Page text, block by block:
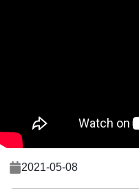
2021-05-08